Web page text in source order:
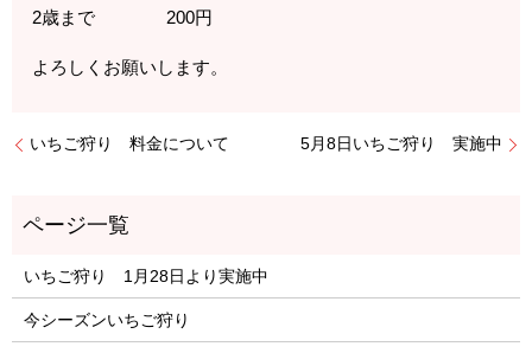
2歳まで 200円
よろしくお願いします。
いちご狩り 料金について 5月8日いちご狩り 実施中
いちご狩り 1月28日より実施中
今シーズンいちご狩り